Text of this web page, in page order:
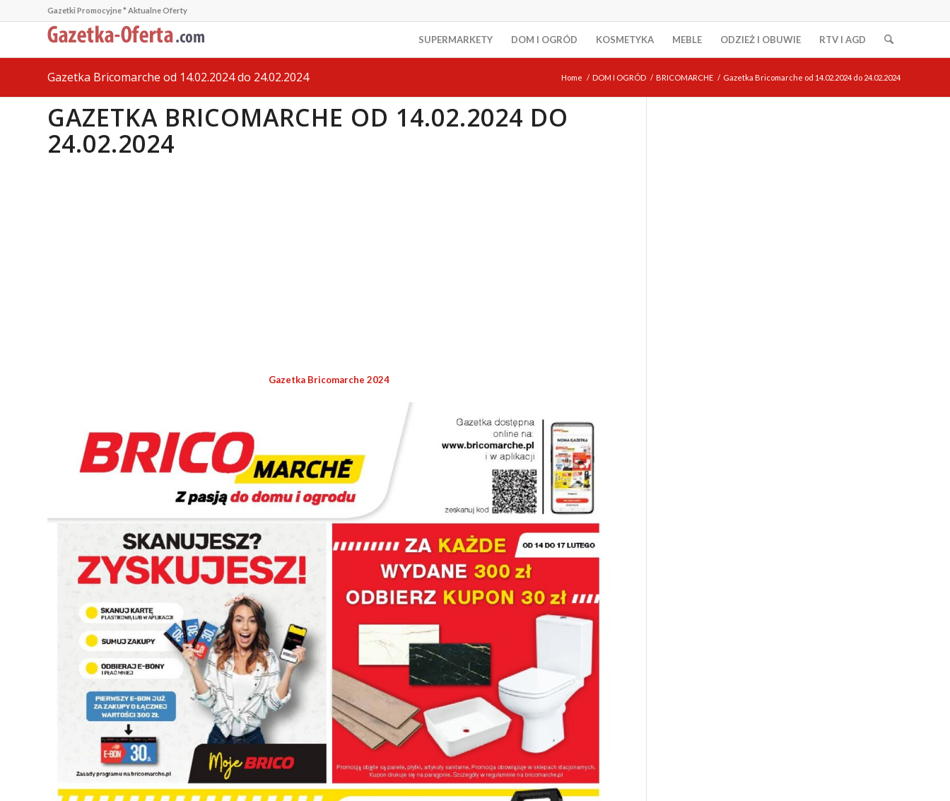
Gazetki Promocyjne * Aktualne Oferty
SUPERMARKETY DOM I OGRÓD KOSMETYKA MEBLE ODZIEŻ I OBUWIE RTV I AGD
Gazetka Bricomarche od 14.02.2024 do 24.02.2024 Home / DOM I OGRÓD / BRICOMARCHE / Gazetka Bricomarche od 14.02.2024 do 24.02.2024
GAZETKA BRICOMARCHE OD 14.02.2024 DO
24.02.2024
Gazetka Bricomarche 2024